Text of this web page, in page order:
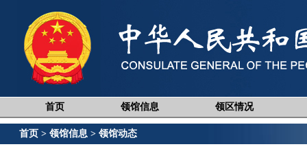
首页 领馆信息 领区情况
首页 > 领馆信息 > 领馆动态